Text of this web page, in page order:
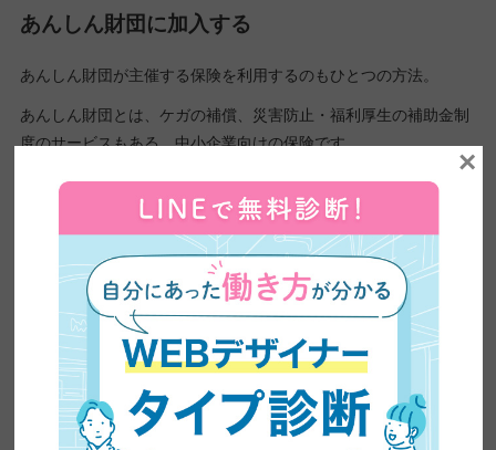
あんしん財団に加入する
あんしん財団が主催する保険を利用するのもひとつの方法。
あんしん財団とは、ケガの補償、災害防止・福利厚生の補助金制
度のサービスもある、中小企業向けの保険です。
フリーランスも月額2,000円で加入することができます。
加入者には定期健康診断補助金として、1名につき2,000円までが
また人間ドック・脳ドック・PET検診を受診した場合は、1名に
つき最大20,000円を受給可能です。
毎月の保険料がかかる点には注意が必要ですが、月々2,000円で
健康診断補助金以外にケガの補償や各種福利厚生サービス、災害
防止サービスなどを受けられるので、お得な保険といえます。
×